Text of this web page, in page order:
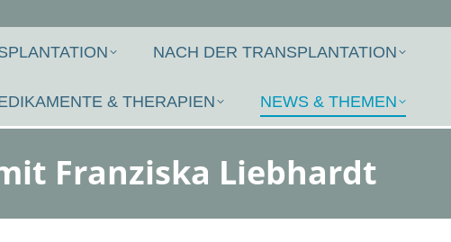
NACH DER TRANSPLANTATION
& THERAPIEN NEWS & THEMEN
Franziska Liebhardt